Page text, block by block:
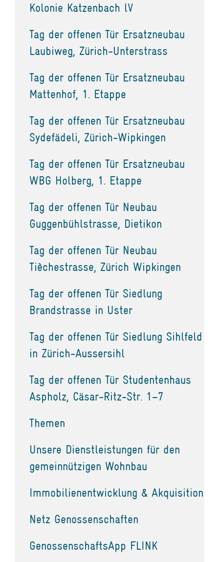
Kolonie Katzenbach lV
Tag der offenen Tür Ersatzneubau
Laubiweg, Zürich-Unterstrass
Tag der offenen Tür Ersatzneubau
Mattenhof, 1. Etappe
Tag der offenen Tür Ersatzneubau
Sydefädeli, Zürich-Wipkingen
Tag der offenen Tür Ersatzneubau
WBG Holberg, 1. Etappe
Tag der offenen Tür Neubau
Guggenbühlstrasse, Dietikon
Tag der offenen Tür Neubau
Tièchestrasse, Zürich Wipkingen
Tag der offenen Tür Siedlung
Brandstrasse in Uster
Tag der offenen Tür Siedlung Sihlfeld
in Zürich-Aussersihl
Tag der offenen Tür Studentenhaus
Aspholz, Cäsar-Ritz-Str. 1–7
Themen
Unsere Dienstleistungen für den
gemeinnützigen Wohnbau
Immobilienentwicklung & Akquisition
Netz Genossenschaften
GenossenschaftsApp FLINK